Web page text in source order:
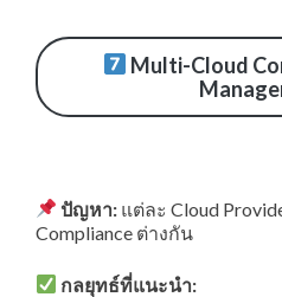
Multi-Cloud
ปัญหา: แต่ละ Cloud
Compliance ต่างกัน
กลยุทธ์ที่แนะนำ: